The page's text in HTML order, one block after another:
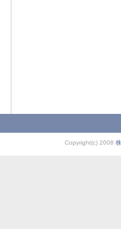
Copyright(c) 2008